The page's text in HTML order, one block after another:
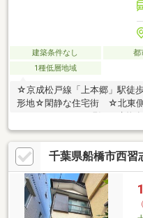
建築条件なし 都
1種低層地域
☆京成松戸線「上本郷」駅徒
形地☆閑静な住宅街 ☆北東側
千葉県船橋市西習